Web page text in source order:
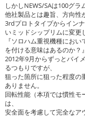
しかしNEWS/SAは100グ
他社製品とは趣旨、方向性
3rdプロトタイプからイン
いミッドシップリムに変更
『ソロハム重視機種にお
を付ける意味はあるのか？
2012年9月からずっとバイ
るつもりですが、
狙った箇所に狙った程度の
ありません。
回転性能（本項では慣性モ
は、
安全面を考慮して完全なア